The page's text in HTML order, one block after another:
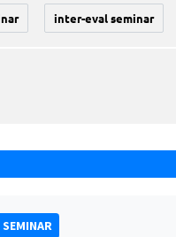
inter-eval seminar
SEMINAR